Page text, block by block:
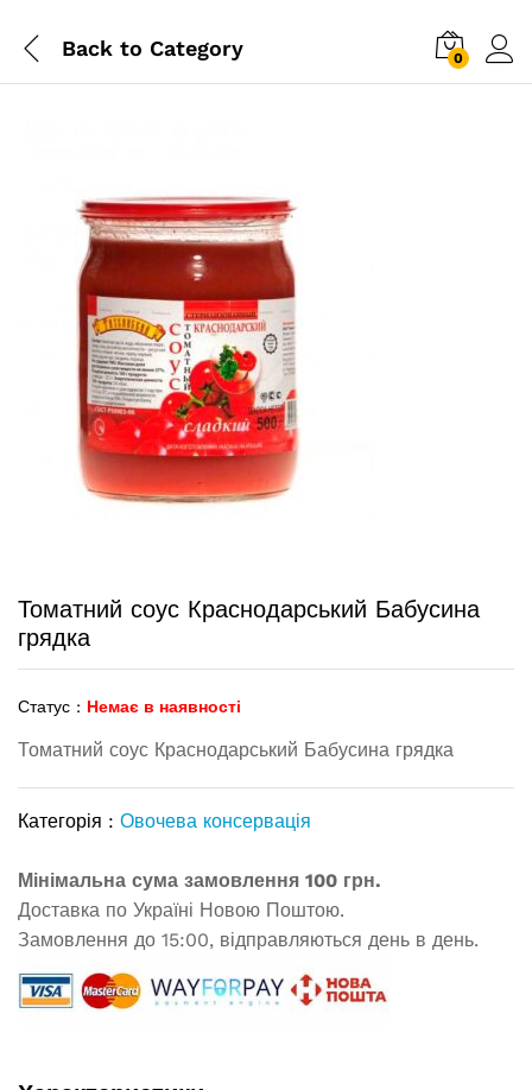
Back to Category 0
Томатний соус Краснодарський Бабусина
грядка
Статус : Немає в наявності
Томатний соус Краснодарський Бабусина грядка
Категорія : Овочева консервація
Мінімальна сума замовлення 100 грн.
Доставка по Україні Новою Поштою.
Замовлення до 15:00, відправляються день в день.